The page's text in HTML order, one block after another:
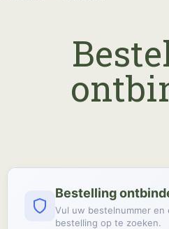
Bestelling
Vul uw bestelnummer en
bestelling op te zoeken.